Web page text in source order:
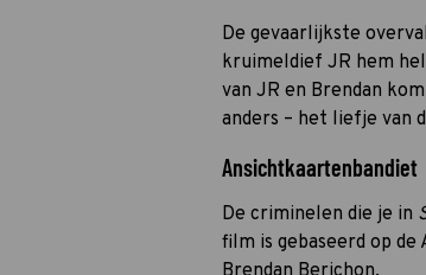
De gevaarlijkste
kruimeldief JR hem
van JR en Brendan
anders – het liefje van
Ansichtkaartenbandiet
De criminelen die je in
film is gebaseerd op